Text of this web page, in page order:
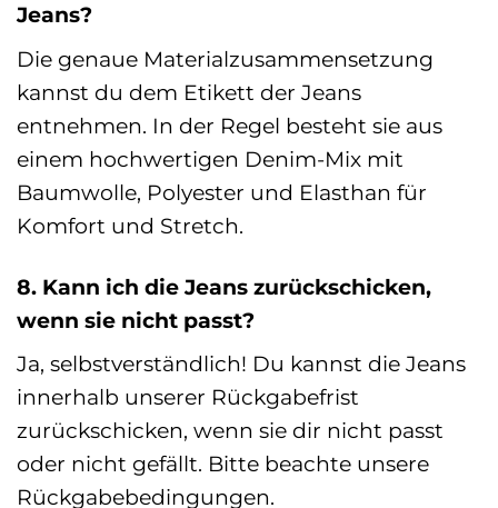
Jeans?
Die genaue Materialzusammensetzung
kannst du dem Etikett der Jeans
entnehmen. In der Regel besteht sie aus
einem hochwertigen Denim-Mix mit
Baumwolle, Polyester und Elasthan für
Komfort und Stretch.
8. Kann ich die Jeans zurückschicken,
wenn sie nicht passt?
Ja, selbstverständlich! Du kannst die Jeans
innerhalb unserer Rückgabefrist
zurückschicken, wenn sie dir nicht passt
oder nicht gefällt. Bitte beachte unsere
Rückgabebedingungen.